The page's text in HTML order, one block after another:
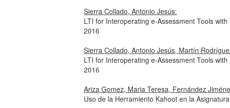
Sierra Collado, Antonio Jesús:
LTI for Interoperating e-Assessment Tools
2016
Sierra Collado, Antonio Jesús, Martín
LTI for Interoperating e-Assessment Tools
2016
Ariza Gomez, Maria Teresa, Fernández
Uso de la Herramiento Kahoot en la